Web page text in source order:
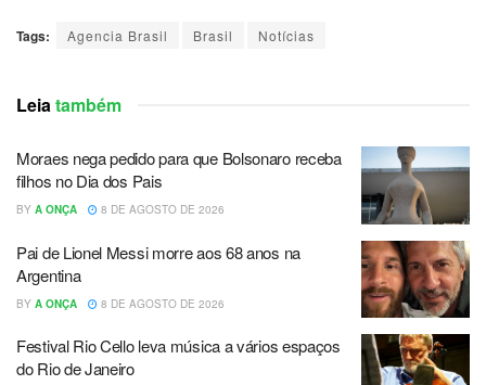
Tags: Agencia Brasil Brasil Notícias
Leiatambém
Moraes nega pedido para que Bolsonaro receba
filhos no Dia dos Pais
BY A ONÇA 8 DE AGOSTO DE 2026
Pai de Lionel Messi morre aos 68 anos na
Argentina
BY A ONÇA 8 DE AGOSTO DE 2026
Festival Rio Cello leva música a vários espaços
do Rio de Janeiro